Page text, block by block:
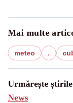
Mai multe
meteo .
Urmărește
News